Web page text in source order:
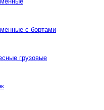
с бортами
грузовые